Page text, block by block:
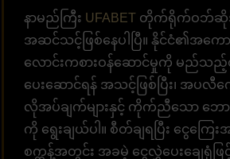
နာမည်ကြီး UFABET တိုက်ရိုက်ဝဘ်ဆိုဒ်
အဆင်သင့်ဖြစ်နေပါပြီ။ နိုင်ငံ၏အကေ
လောင်းကစားဝန်ဆောင်မှုကို မည်သ
ပေးဆောင်ရန် အသင့်ဖြစ်ပြီး၊ အပလီက
လိုအပ်ချက်များနှင့် ကိုက်ညီသော ဘော
ကို ရွေးချယ်ပါ။ စီတ်ချရပြီး ငွေကြ
စက္ကန့်အတွင်း အခမဲ့ ငွေလွှဲပေးချေရုံ